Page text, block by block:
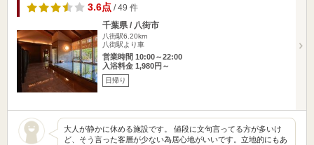
3.6点 / 49 件
千葉県 / 八街市
八街駅6.20km
八街駅より車
営業時間 10:00～22:00
入浴料金 1,980円～
日帰り
大人が静かに休める施設です。 値段に文句言ってる方が多いけ
ど、そう言った客層が少ない為居心地がいいです。立地的にもあ